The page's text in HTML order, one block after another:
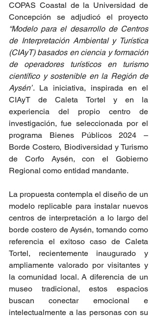
COPAS Coastal de la Universidad de
“Modelo para el desarrollo de Centros
de Interpretación Ambiental y Turística
(CIAyT) basados en ciencia y formación
de operadores turísticos en turismo
científico y sostenible en la Región de
Aysén”. La iniciativa, inspirada en el
CIAyT de Caleta Tortel y en la
experiencia del propio centro de
investigación, fue seleccionada por el
programa Bienes Públicos 2024 –
Borde Costero, Biodiversidad y Turismo
de Corfo Aysén, con el Gobierno
Regional como entidad mandante.
La propuesta contempla el diseño de un
modelo replicable para instalar nuevos
centros de interpretación a lo largo del
borde costero de Aysén, tomando como
referencia el exitoso caso de Caleta
Tortel, recientemente inaugurado y
ampliamente valorado por visitantes y
la comunidad local. A diferencia de un
museo tradicional, estos espacios
buscan conectar emocional e
intelectualmente a las personas con su